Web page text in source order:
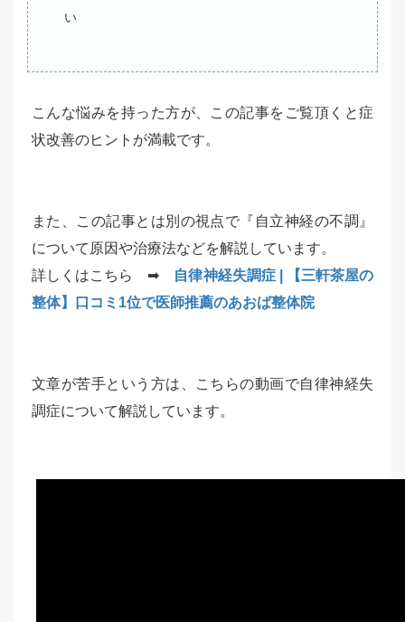
い
こんな悩みを持った方が、この記事をご覧頂くと症
状改善のヒントが満載です。
また、この記事とは別の視点で『自立神経の不調』
について原因や治療法などを解説しています。
詳しくはこちら ➡ 自律神経失調症 | 【三軒茶屋の
整体】口コミ1位で医師推薦のあおば整体院
文章が苦手という方は、こちらの動画で自律神経失
調症について解説しています。